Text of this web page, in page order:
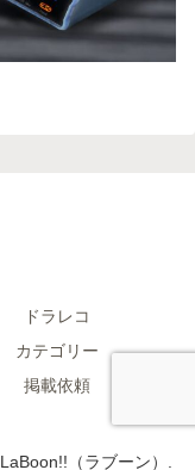
ドラレコ
カテゴリー
掲載依頼
（ラブーン）.